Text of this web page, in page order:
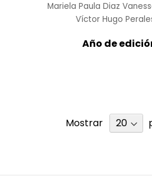
Mariela Paula Diaz
Víctor Hugo
Año de
Mostrar